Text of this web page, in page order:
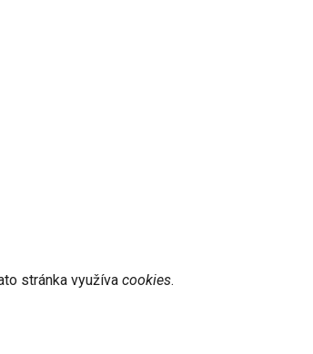
stránka využíva cookies.